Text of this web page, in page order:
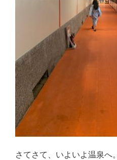
さてさて、いよいよ温泉へ。